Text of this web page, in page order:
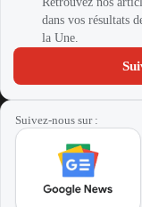
dans vos résultats
la Une.
Suivez-nous sur :